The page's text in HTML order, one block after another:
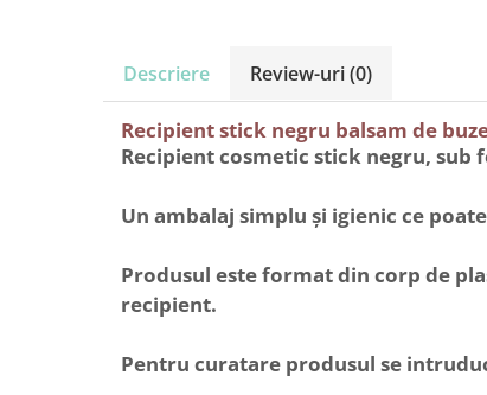
Descriere Review-uri(0)
Recipient stick negru balsam de
Recipient cosmetic stick negru, sub
Un ambalaj simplu și igienic ce
Produsul este format din corp de
recipient.
Pentru curatare produsul se